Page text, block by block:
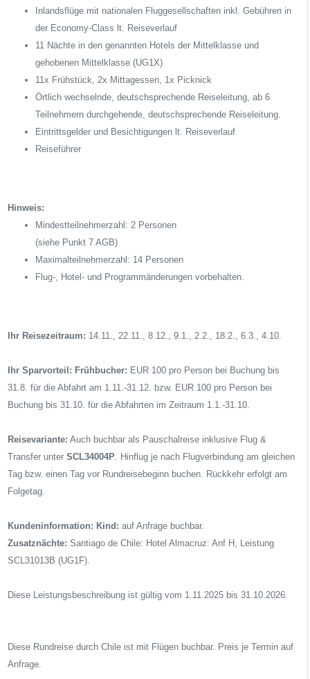
Inlandsflüge mit nationalen Fluggesellschaften inkl. Gebühren in
der Economy-Class lt. Reiseverlauf
11 Nächte in den genannten Hotels der Mittelklasse und
gehobenen Mittelklasse (UG1X)
11x Frühstück, 2x Mittagessen, 1x Picknick
Örtlich wechselnde, deutschsprechende Reiseleitung, ab 6
Teilnehmern durchgehende, deutschsprechende Reiseleitung.
Eintrittsgelder und Besichtigungen lt. Reiseverlauf
Reiseführer
Hinweis:
Mindestteilnehmerzahl: 2 Personen
(siehe Punkt 7 AGB)
Maximalteilnehmerzahl: 14 Personen
Flug-, Hotel- und Programmänderungen vorbehalten.
Ihr Reisezeitraum: 14.11., 22.11., 8.12., 9.1., 2.2., 18.2., 6.3., 4.10.
Ihr Sparvorteil: Frühbucher: EUR 100 pro Person bei Buchung bis
31.8. für die Abfahrt am 1.11.-31.12. bzw. EUR 100 pro Person bei
Buchung bis 31.10. für die Abfahrten im Zeitraum 1.1.-31.10.
Reisevariante: Auch buchbar als Pauschalreise inklusive Flug &
Transfer unter SCL34004P. Hinflug je nach Flugverbindung am gleichen
Tag bzw. einen Tag vor Rundreisebeginn buchen. Rückkehr erfolgt am
Folgetag.
Kundeninformation: Kind: auf Anfrage buchbar.
Zusatznächte: Santiago de Chile: Hotel Almacruz: Anf H, Leistung
SCL31013B (UG1F).
Diese Leistungsbeschreibung ist gültig vom 1.11.2025 bis 31.10.2026.
Diese Rundreise durch Chile ist mit Flügen buchbar. Preis je Termin auf
Anfrage.